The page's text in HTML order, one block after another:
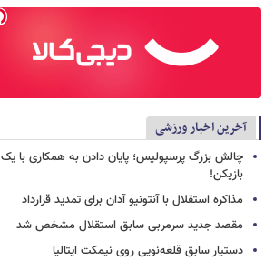
آخرین اخبار ورزشی
چالش بزرگ پرسپولیس؛ پایان دادن به همکاری با یک
بازیکن!
مذاکره استقلال با آنتونیو آدان برای تمدید قرارداد
مقصد جدید سرمربی سابق استقلال مشخص شد
دستیار سابق قلعه‌نویی روی نیمکت ایتالیا